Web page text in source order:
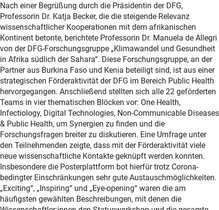
Nach einer Begrüßung durch die Präsidentin der DFG,
Professorin Dr. Katja Becker, die die steigende Relevanz
wissenschaftlicher Kooperationen mit dem afrikanischen
Kontinent betonte, berichtete Professorin Dr. Manuela de Allegri
von der DFG-Forschungsgruppe „Klimawandel und Gesundheit
in Afrika südlich der Sahara“. Diese Forschungsgruppe, an der
Partner aus Burkina Faso und Kenia beteiligt sind, ist aus einer
strategischen Förderaktivität der DFG im Bereich Public Health
hervorgegangen. Anschließend stellten sich alle 22 geförderten
Teams in vier thematischen Blöcken vor: One Health,
Infectiology, Digital Technologies, Non-Communicable Diseases
& Public Health, um Synergien zu finden und die
Forschungsfragen breiter zu diskutieren. Eine Umfrage unter
den Teilnehmenden zeigte, dass mit der Förderaktivität viele
neue wissenschaftliche Kontakte geknüpft werden konnten.
Insbesondere die Posterplattform bot hierfür trotz Corona-
bedingter Einschränkungen sehr gute Austauschmöglichkeiten.
„Exciting“, „Inspiring“ und „Eye-opening“ waren die am
häufigsten gewählten Beschreibungen, mit denen die